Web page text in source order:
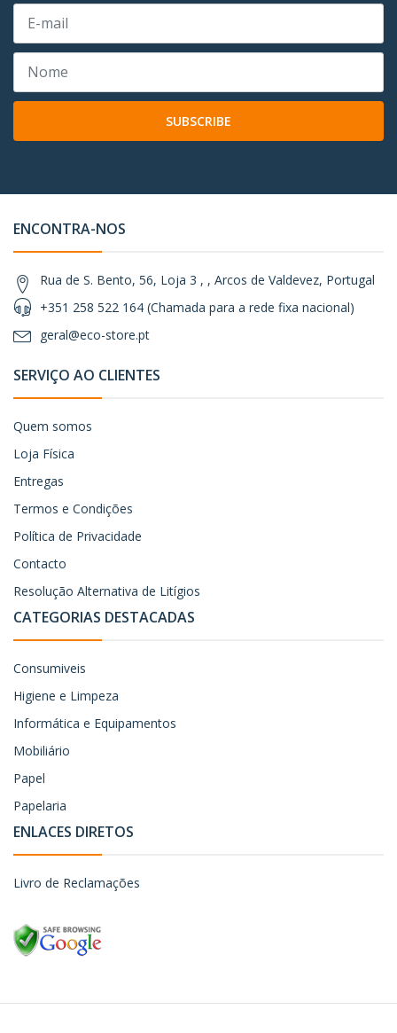
SUBSCRIBE
ENCONTRA-NOS
Rua de S. Bento, 56, Loja 3 , , Arcos de Valdevez, Portugal
+351 258 522 164 (Chamada para a rede fixa nacional)
geral@eco-store.pt
SERVIÇO AO CLIENTES
Quem somos
Loja Física
Entregas
Termos e Condições
Política de Privacidade
Contacto
Resolução Alternativa de Litígios
CATEGORIAS DESTACADAS
Consumiveis
Higiene e Limpeza
Informática e Equipamentos
Mobiliário
Papel
Papelaria
ENLACES DIRETOS
Livro de Reclamações